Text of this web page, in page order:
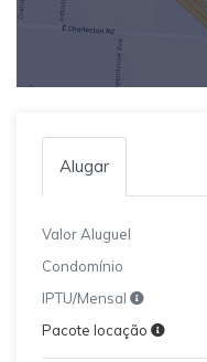
Alugar
Valor Aluguel
Condomínio
IPTU/Mensal
Pacote locação